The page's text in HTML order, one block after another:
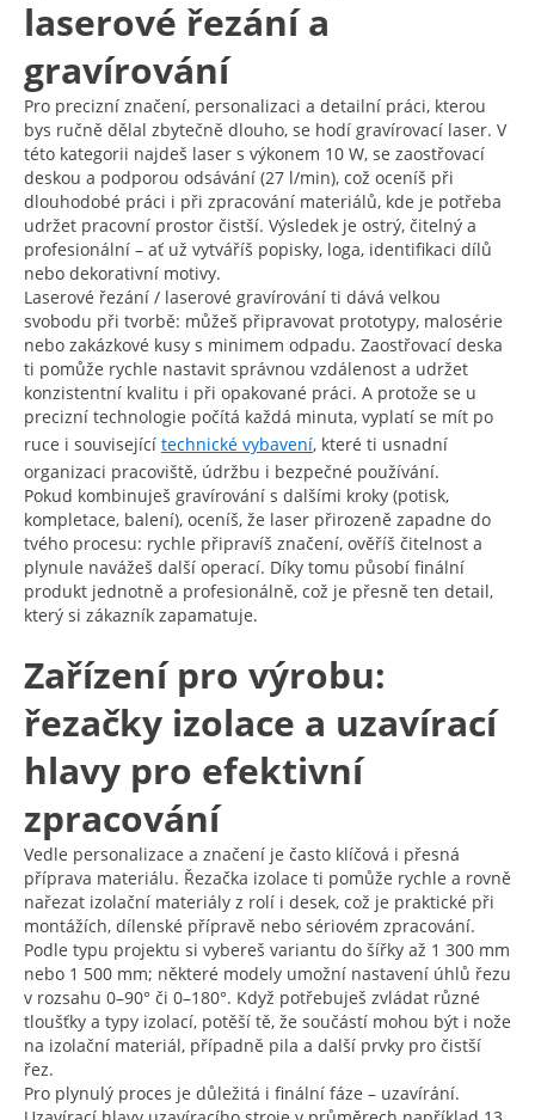
laserové řezání a
gravírování
Pro precizní značení, personalizaci a detailní práci, kterou
bys ručně dělal zbytečně dlouho, se hodí gravírovací laser. V
této kategorii najdeš laser s výkonem 10 W, se zaostřovací
deskou a podporou odsávání (27 l/min), což oceníš při
dlouhodobé práci i při zpracování materiálů, kde je potřeba
udržet pracovní prostor čistší. Výsledek je ostrý, čitelný a
profesionální – ať už vytváříš popisky, loga, identifikaci dílů
nebo dekorativní motivy.
Laserové řezání / laserové gravírování ti dává velkou
svobodu při tvorbě: můžeš připravovat prototypy, malosérie
nebo zakázkové kusy s minimem odpadu. Zaostřovací deska
ti pomůže rychle nastavit správnou vzdálenost a udržet
konzistentní kvalitu i při opakované práci. A protože se u
precizní technologie počítá každá minuta, vyplatí se mít po
ruce i související technické vybavení, které ti usnadní
organizaci pracoviště, údržbu i bezpečné používání.
Pokud kombinuješ gravírování s dalšími kroky (potisk,
kompletace, balení), oceníš, že laser přirozeně zapadne do
tvého procesu: rychle připravíš značení, ověříš čitelnost a
plynule navážeš další operací. Díky tomu působí finální
produkt jednotně a profesionálně, což je přesně ten detail,
který si zákazník zapamatuje.
Zařízení pro výrobu:
řezačky izolace a uzavírací
hlavy pro efektivní
zpracování
Vedle personalizace a značení je často klíčová i přesná
příprava materiálu. Řezačka izolace ti pomůže rychle a rovně
nařezat izolační materiály z rolí i desek, což je praktické při
montážích, dílenské přípravě nebo sériovém zpracování.
Podle typu projektu si vybereš variantu do šířky až 1 300 mm
nebo 1 500 mm; některé modely umožní nastavení úhlů řezu
v rozsahu 0–90° či 0–180°. Když potřebuješ zvládat různé
tloušťky a typy izolací, potěší tě, že součástí mohou být i nože
na izolační materiál, případně pila a další prvky pro čistší
řez.
Pro plynulý proces je důležitá i finální fáze – uzavírání.